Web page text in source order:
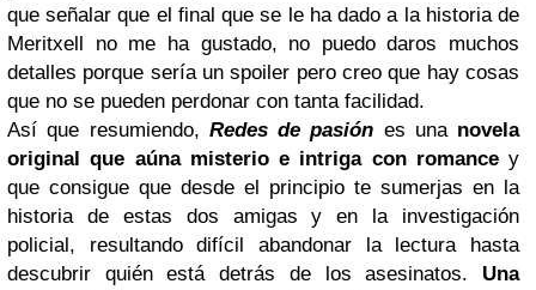
que señalar que el final que se le ha dado a la historia de
Meritxell no me ha gustado, no puedo daros muchos
detalles porque sería un spoiler pero creo que hay cosas
que no se pueden perdonar con tanta facilidad.
Así que resumiendo, Redes de pasión es una novela
original que aúna misterio e intriga con romancey
que consigue que desde el principio te sumerjas en la
historia de estas dos amigas y en la investigación
policial, resultando difícil abandonar la lectura hasta
descubrir quién está detrás de los asesinatos. Una